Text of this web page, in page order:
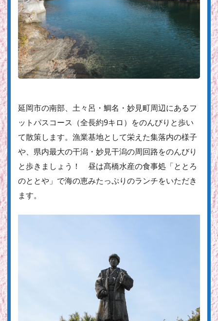
延岡市の南部、土々呂・鯛名・妙見町周辺にあるフ
ットパスコース（全長約9キロ）をのんびりと歩い
て散策します。漁業基地として栄えた集落内の様子
や、県内最大の干潟・妙見干潟の周回路をのんびり
と歩きましょう！ 昼は髙橋水産の食事処「ととろ
のととや」で海の恵みたっぷりのランチをいただき
ます。